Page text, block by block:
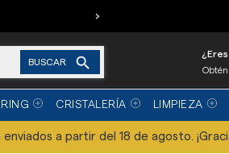
›
BUSCAR 
CRISTALERÍA LIMPIEZA
a partir del 18 de agosto.